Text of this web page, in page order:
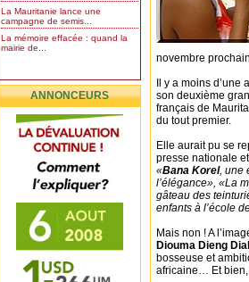
La Mauritanie lance une
campagne de semis...
La mémoire effacée : quand la
mairie de...
ANNONCEURS
novembre
Il y a moins d’une
son deuxième
français de
du tout premier.
Elle aurait pu se
presse nationale
«Bana Korel, une
l’élégance», «La
gâteau des
enfants à l’école
Mais non ! A
Diouma Dieng
bosseuse et
africaine… Et bien,